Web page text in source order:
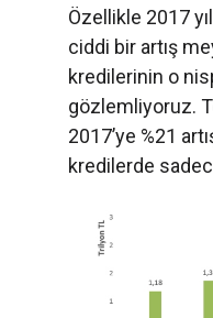
Özellikle 2017
ciddi bir artış
kredilerinin o
gözlemliyoruz.
2017’ye %21
kredilerde